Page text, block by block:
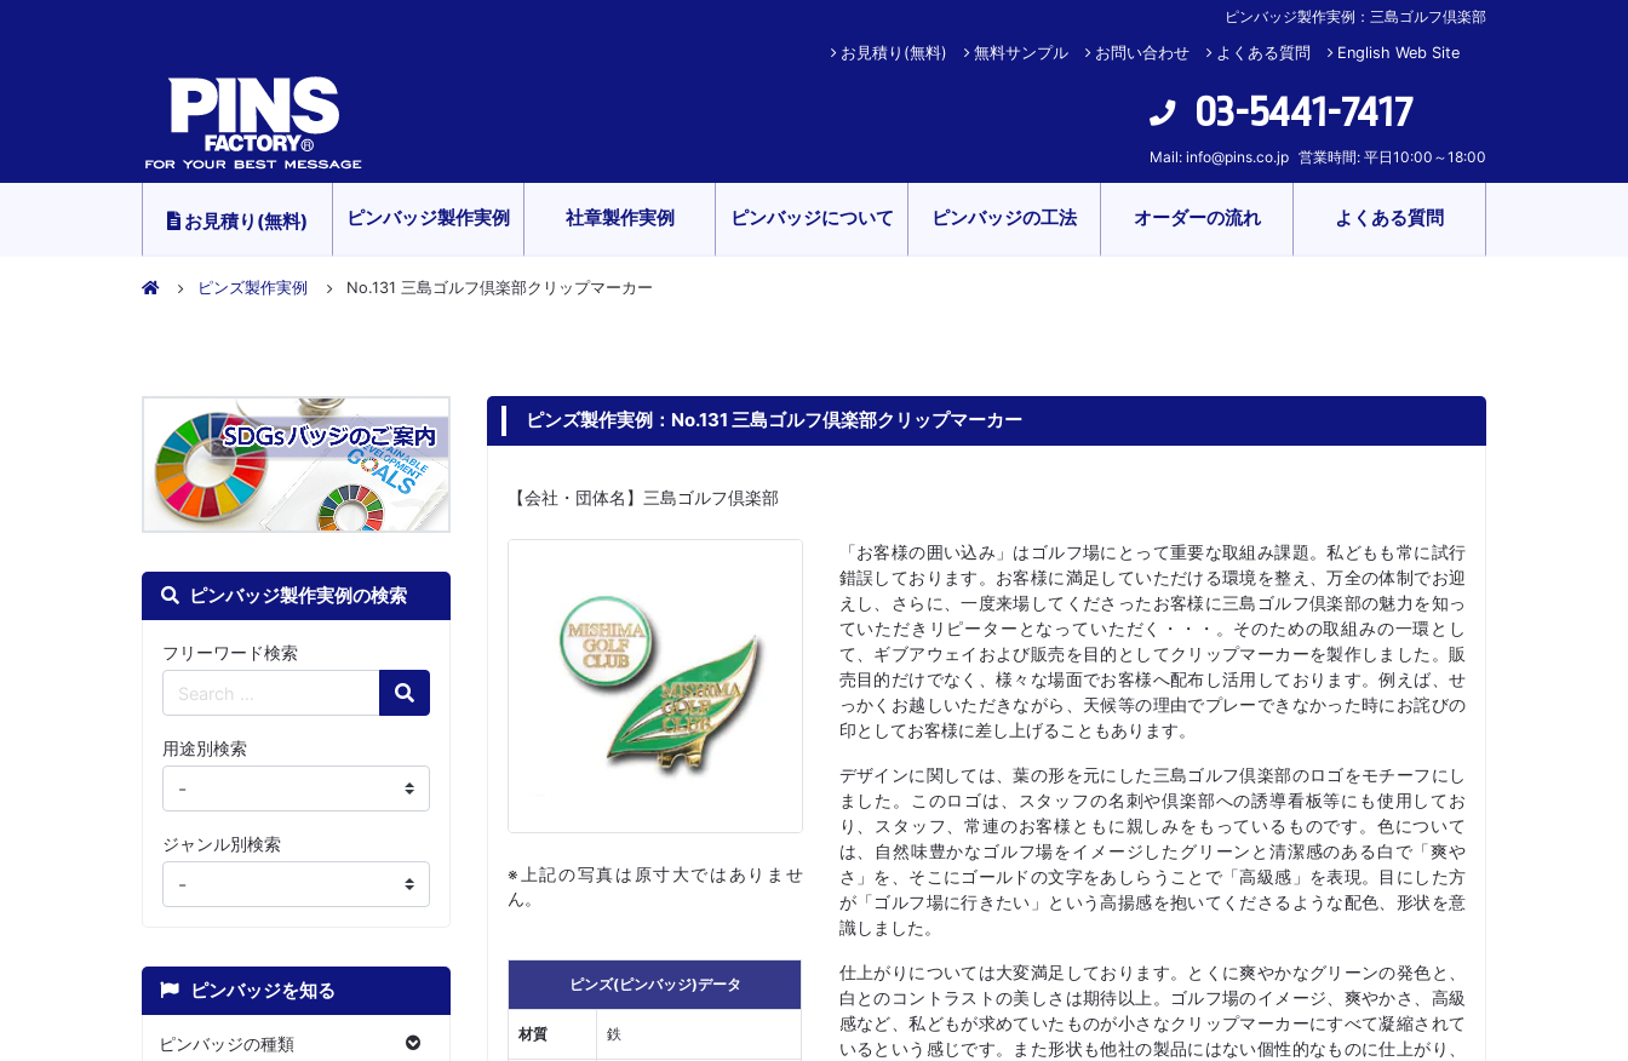
ピンバッジ製作実例：三島ゴルフ倶楽部
お見積り(無料) 無料サンプル お問い合わせ よくある質問 English Web Site
03-5441-7417
Mail: info@pins.co.jp 営業時間: 平日10:00～18:00
お見積り(無料) ピンバッジ製作実例 社章製作実例 ピンバッジについて ピンバッジの工法 オーダーの流れ よくある質問
ピンズ製作実例 No.131 三島ゴルフ倶楽部クリップマーカー
ピンバッジ製作実例の検索
フリーワード検索
Search
用途別検索
ジャンル別検索
ピンバッジを知る
ピンバッジの種類
ピンズ製作実例：No.131 三島ゴルフ倶楽部クリップマーカー
【会社・団体名】三島ゴルフ倶楽部
※上記の写真は原寸大ではありませ
ん。
ピンズ(ピンバッジ)データ
材質 鉄
「お客様の囲い込み」はゴルフ場にとって重要な取組み課題。私どもも常に試行
錯誤しております。お客様に満足していただける環境を整え、万全の体制でお迎
えし、さらに、一度来場してくださったお客様に三島ゴルフ倶楽部の魅力を知っ
ていただきリピーターとなっていただく・・・。そのための取組みの一環とし
て、ギブアウェイおよび販売を目的としてクリップマーカーを製作しました。販
売目的だけでなく、様々な場面でお客様へ配布し活用しております。例えば、せ
っかくお越しいただきながら、天候等の理由でプレーできなかった時にお詫びの
印としてお客様に差し上げることもあります。
デザインに関しては、葉の形を元にした三島ゴルフ倶楽部のロゴをモチーフにし
ました。このロゴは、スタッフの名刺や倶楽部への誘導看板等にも使用してお
り、スタッフ、常連のお客様ともに親しみをもっているものです。色について
は、自然味豊かなゴルフ場をイメージしたグリーンと清潔感のある白で「爽や
さ」を、そこにゴールドの文字をあしらうことで「高級感」を表現。目にした方
が「ゴルフ場に行きたい」という高揚感を抱いてくださるような配色、形状を意
識しました。
仕上がりについては大変満足しております。とくに爽やかなグリーンの発色と、
白とのコントラストの美しさは期待以上。ゴルフ場のイメージ、爽やかさ、高級
感など、私どもが求めていたものが小さなクリップマーカーにすべて凝縮されて
いるという感じです。また形状も他社の製品にはない個性的なものに仕上がり、